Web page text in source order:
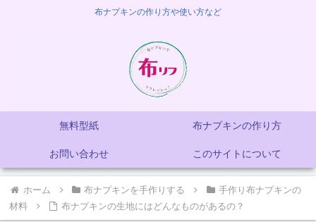
布ナプキンの作り方や使い方など
無料型紙 布ナプキンの作り方
お問い合わせ このサイトについて
ホーム 布ナプキンを手作りする
手作り布ナプキンの
材料
布ナプキンの生地にはどんなものがあるの？